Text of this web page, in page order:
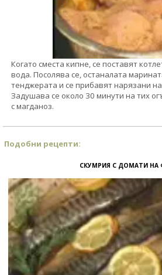
Когато сместа кипне, се поставят
вода. Посолява се, останалата
тенджерата и се прибавят нарязани
Задушава се около 30 минути на тих
с магданоз.
Подобни рецепти:
СКУМРИЯ С ДОМАТИ НА